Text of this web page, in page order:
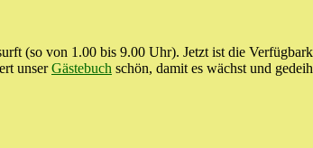
(so von 1.00 bis 9.00 Uhr). Jetzt ist die
unserGästebuch schön, damit es wächst und